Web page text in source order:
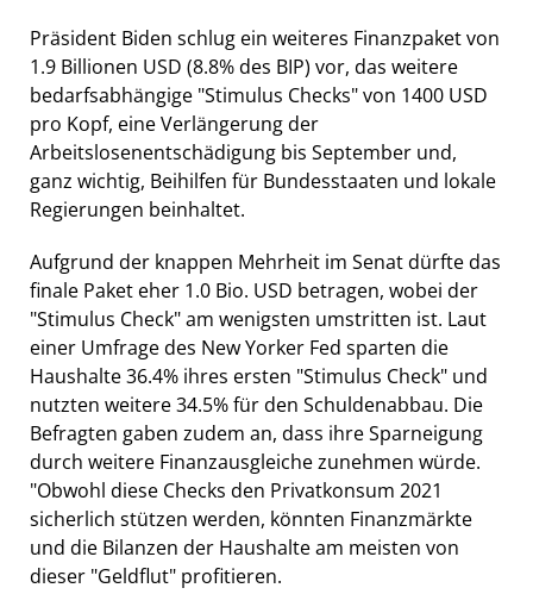
Präsident Biden schlug ein weiteres Finanzpaket von
1.9 Billionen USD (8.8% des BIP) vor, das weitere
bedarfsabhängige "Stimulus Checks" von 1400 USD
pro Kopf, eine Verlängerung der
Arbeitslosenentschädigung bis September und,
ganz wichtig, Beihilfen für Bundesstaaten und lokale
Regierungen beinhaltet.
Aufgrund der knappen Mehrheit im Senat dürfte das
finale Paket eher 1.0 Bio. USD betragen, wobei der
"Stimulus Check" am wenigsten umstritten ist. Laut
einer Umfrage des New Yorker Fed sparten die
Haushalte 36.4% ihres ersten "Stimulus Check" und
nutzten weitere 34.5% für den Schuldenabbau. Die
Befragten gaben zudem an, dass ihre Sparneigung
durch weitere Finanzausgleiche zunehmen würde.
"Obwohl diese Checks den Privatkonsum 2021
sicherlich stützen werden, könnten Finanzmärkte
und die Bilanzen der Haushalte am meisten von
dieser "Geldflut" profitieren.